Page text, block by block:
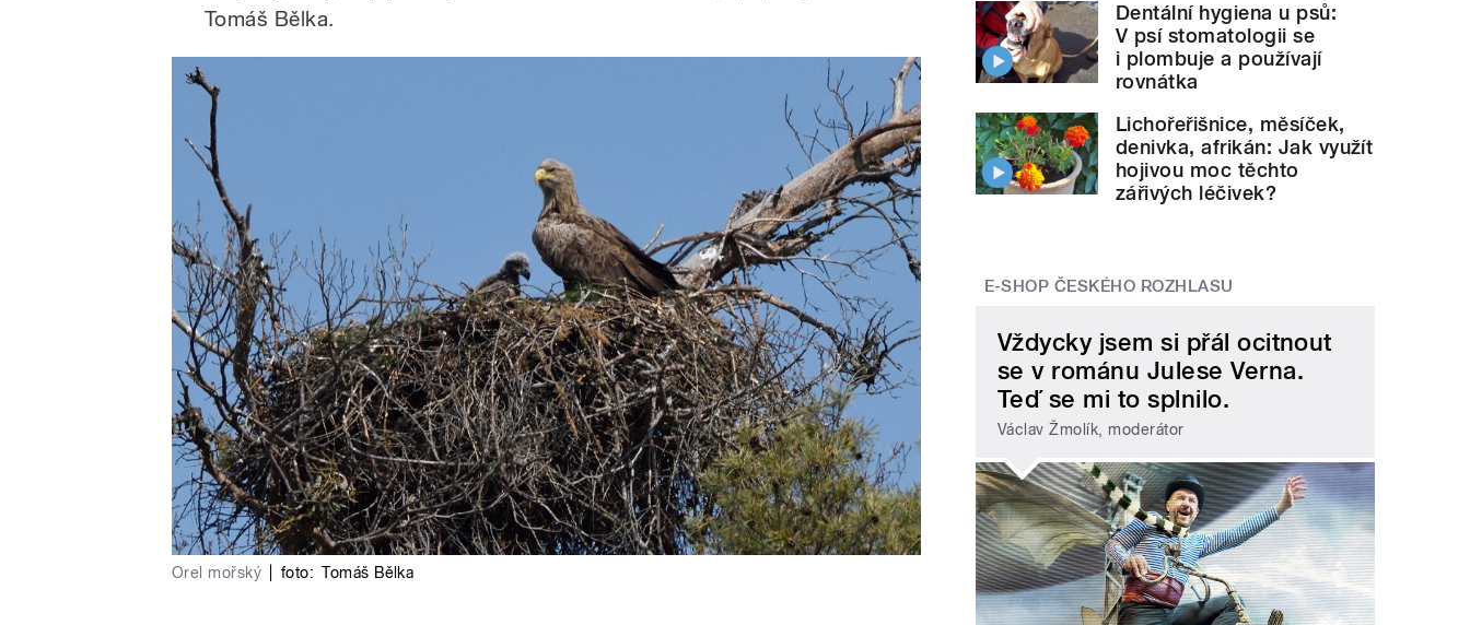
Tomáš Bělka.
Orel mořský foto: Tomáš Bělka
Dentální hygiena u psů:
V psí stomatologii se
i plombuje a používají
rovnátka
Lichořeřišnice, měsíček,
denivka, afrikán: Jak využít
hojivou moc těchto
zářivých léčivek?
E-SHOP ČESKÉHO ROZHLASU
Vždycky jsem si přál ocitnout
se v románu Julese Verna.
Teď se mi to splnilo.
Václav Žmolík, moderátor